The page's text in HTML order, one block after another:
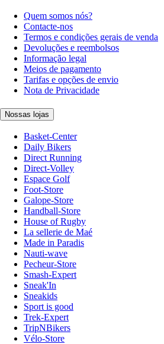
Quem somos nós?
Contacte-nos
Termos e condições gerais de venda
Devoluções e reembolsos
Informação legal
Meios de pagamento
Tarifas e opções de envio
Nota de Privacidade
Nossas lojas
Basket-Center
Daily Bikers
Direct Running
Direct-Volley
Espace Golf
Foot-Store
Galope-Store
Handball-Store
House of Rugby
La sellerie de Maé
Made in Paradis
Nauti-wave
Pecheur-Store
Smash-Expert
Sneak'In
Sneakids
Sport is good
Trek-Expert
TripNBikers
Vélo-Store